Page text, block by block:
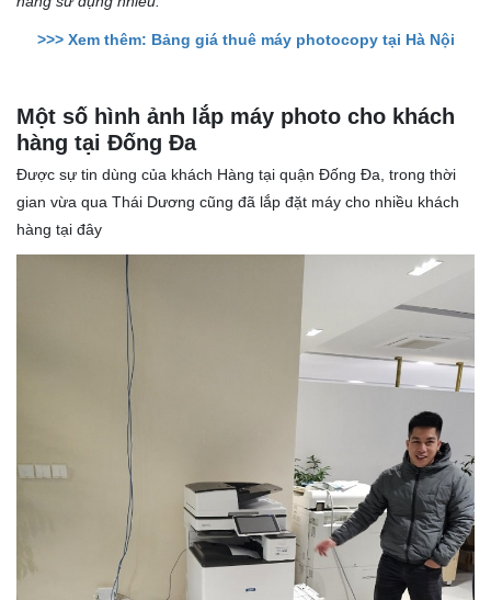
>>> Xem thêm: Bảng giá thuê máy photocopy tại Hà Nội
Một số hình ảnh lắp máy photo cho khách
hàng tại Đống Đa
Được sự tin dùng của khách Hàng tại quận Đống Đa, trong thời
gian vừa qua Thái Dương cũng đã lắp đặt máy cho nhiều khách
hàng tại đây